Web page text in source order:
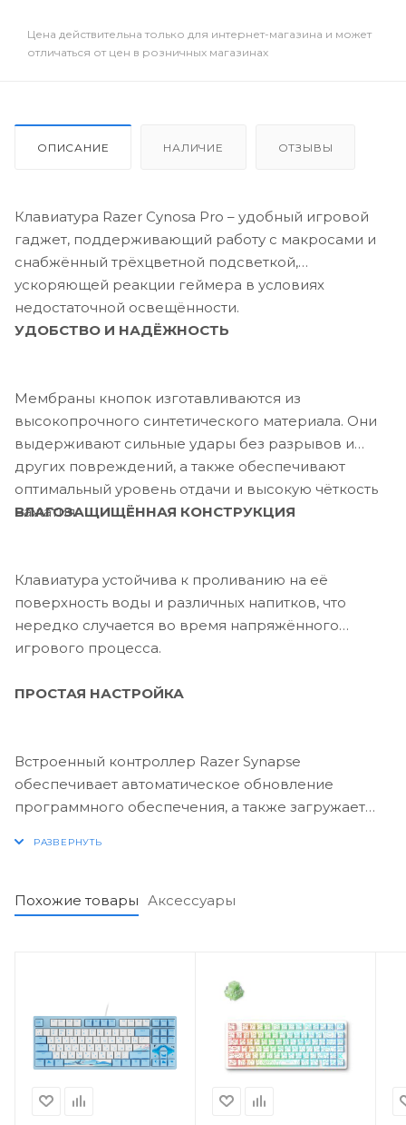
Цена действительна только для интернет-магазина и может
отличаться от цен в розничных магазинах
ОПИСАНИЕ НАЛИЧИЕ ОТЗЫВЫ
Клавиатура Razer Cynosa Pro – удобный игровой
гаджет, поддерживающий работу с макросами и
снабжённый трёхцветной подсветкой,
ускоряющей реакции геймера в условиях
недостаточной освещённости.
УДОБСТВО И НАДЁЖНОСТЬ
Мембраны кнопок изготавливаются из
высокопрочного синтетического материала. Они
выдерживают сильные удары без разрывов и
других повреждений, а также обеспечивают
оптимальный уровень отдачи и высокую чёткость
нажатия.
ВЛАГОЗАЩИЩЁННАЯ КОНСТРУКЦИЯ
Клавиатура устойчива к проливанию на её
поверхность воды и различных напитков, что
нередко случается во время напряжённого
игрового процесса.
ПРОСТАЯ НАСТРОЙКА
Встроенный контроллер Razer Synapse
обеспечивает автоматическое обновление
программного обеспечения, а также загружает
Похожие товары Аксессуары